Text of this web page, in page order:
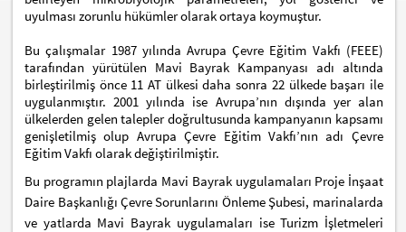
uyulması zorunlu hükümler olarak ortaya koymuştur.
Bu çalışmalar 1987 yılında Avrupa Çevre Eğitim Vakfı (FEEE)
tarafından yürütülen Mavi Bayrak Kampanyası adı altında
birleştirilmiş önce 11 AT ülkesi daha sonra 22 ülkede başarı ile
uygulanmıştır. 2001 yılında ise Avrupa’nın dışında yer alan
ülkelerden gelen talepler doğrultusunda kampanyanın kapsamı
genişletilmiş olup Avrupa Çevre Eğitim Vakfı’nın adı Çevre
Eğitim Vakfı olarak değiştirilmiştir.
Bu programın plajlarda Mavi Bayrak uygulamaları Proje İnşaat
Daire Başkanlığı Çevre Sorunlarını Önleme Şubesi, marinalarda
ve yatlarda Mavi Bayrak uygulamaları ise Turizm İşletmeleri